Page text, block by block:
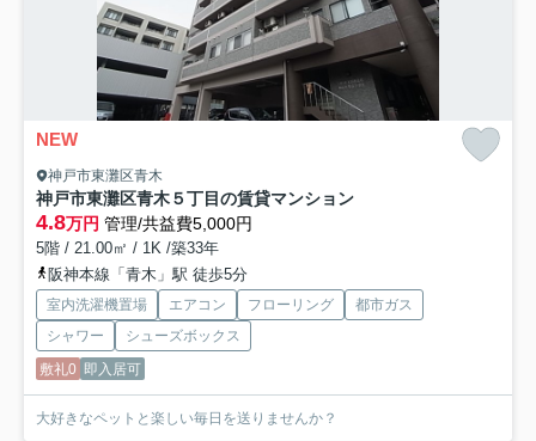
NEW
神戸市東灘区青木
神戸市東灘区青木５丁目の賃貸マンション
4.8万円 管理/共益費5,000円
5階 / 21.00㎡ / 1K /築33年
阪神本線「青木」駅 徒歩5分
室内洗濯機置場 エアコン フローリング
都市ガス
シャワー
シューズボックス
敷礼0 即入居可
大好きなペットと楽しい毎日を送りませんか？